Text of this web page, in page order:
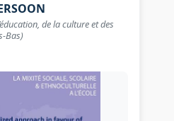
de la culture et des
Bas)